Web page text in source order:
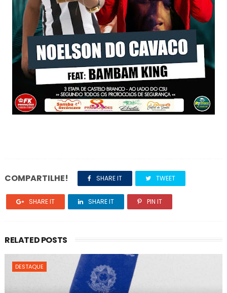
COMPARTILHE! SHARE IT TWEET
SHARE IT SHARE IT PIN IT
RELATED POSTS
DESTAQUE